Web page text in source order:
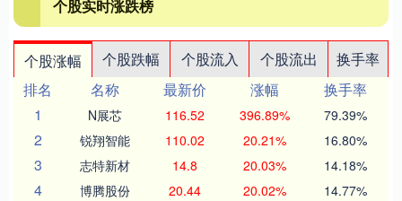
个股实时涨跌榜
个股涨幅 个股跌幅 个股流入 个股流出
换手率
排名
名称 最新价 涨幅
换手率
1
N展芯 116.52 396.89% 79.39%
2 锐翔智能 110.02 20.21% 16.80%
3 志特新材 14.8 20.03% 14.18%
4 博腾股份 20.44 20.02% 14.77%